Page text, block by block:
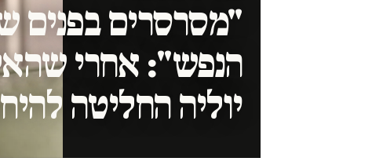
"מסרסרים בפנים
הנפש": אחרי
יוליה החליטה